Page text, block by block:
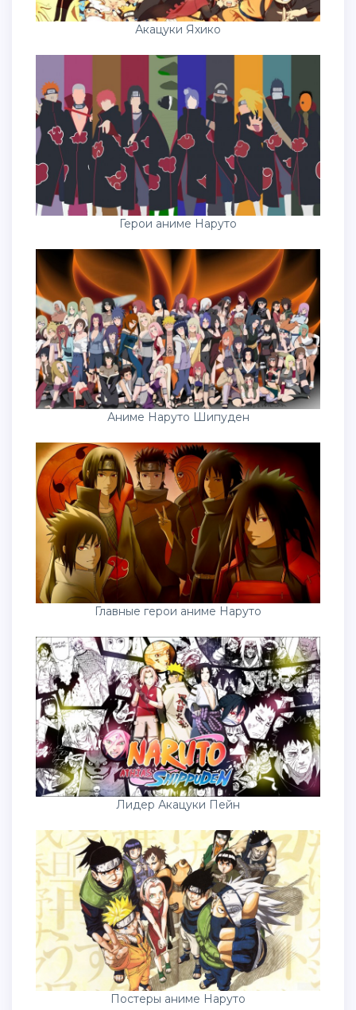
Акацуки Яхико
Герои аниме Наруто
Аниме Наруто Шипуден
Главные герои аниме Наруто
Лидер Акацуки Пейн
Постеры аниме Наруто